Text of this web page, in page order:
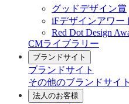
グッドデザイン賞
iFデザインアワー
Red Dot Design
CMライブラリー
ブランドサイト
ブランドサイト
その他のブランドサイト
法人のお客様